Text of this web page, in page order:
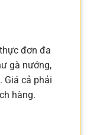
đơn đa
gà nướng,
Giá cả phải
hàng.